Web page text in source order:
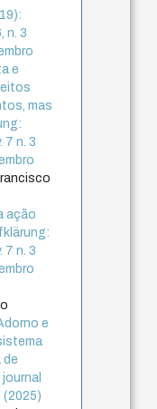
n. 3
e
mas
7 n. 3
ação
7 n. 3
e
de
(2025)